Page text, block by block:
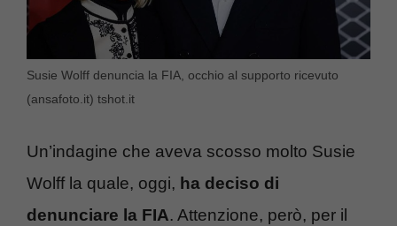
Susie Wolff denuncia la FIA, occhio al supporto ricevuto
(ansafoto.it) tshot.it
Un’indagine che aveva scosso molto Susie
Wolff la quale, oggi, ha deciso di
denunciare la FIA. Attenzione, però, per il